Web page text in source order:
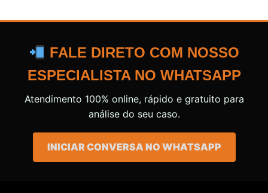
FALE DIRETO COM NOSSO
ESPECIALISTA NO WHATSAPP
Atendimento 100% online, rápido e gratuito para
análise do seu caso.
INICIAR CONVERSA NO WHATSAPP